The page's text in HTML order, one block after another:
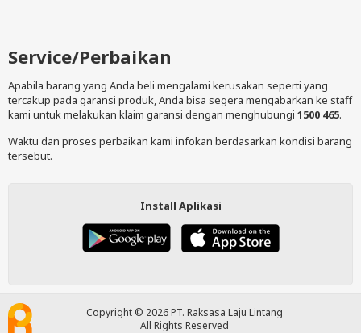
Service/Perbaikan
Apabila barang yang Anda beli mengalami kerusakan seperti yang
tercakup pada garansi produk, Anda bisa segera mengabarkan ke staff
kami untuk melakukan klaim garansi dengan menghubungi 1500 465.
Waktu dan proses perbaikan kami infokan berdasarkan kondisi barang
tersebut.
Install Aplikasi
Copyright © 2026 PT. Raksasa Laju Lintang
All Rights Reserved